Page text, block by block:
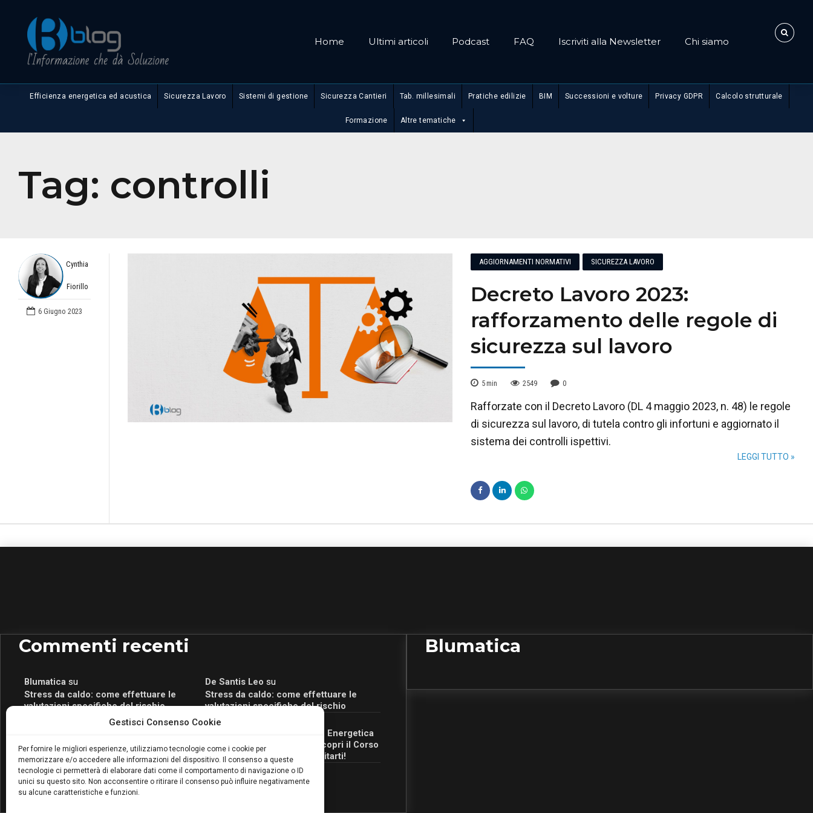
Gestisci Consenso Cookie
Per fornire le migliori esperienze, utilizziamo tecnologie come i cookie per
memorizzare e/o accedere alle informazioni del dispositivo. Il consenso a queste
tecnologie ci permetterà di elaborare dati come il comportamento di navigazione o ID
unici su questo sito. Non acconsentire o ritirare il consenso può influire negativamente
su alcune caratteristiche e funzioni.
Home Ultimi articoli Podcast FAQ Iscriviti alla Newsletter Chi siamo
Efficienza energetica ed acustica Sicurezza Lavoro Sistemi di gestione Sicurezza Cantieri Tab. millesimali Pratiche edilizie BIM Successioni e volture Privacy GDPR Calcolo strutturale
Formazione Altre tematiche
Tag: controlli
Cynthia
Fiorillo
6 Giugno 2023
AGGIORNAMENTI NORMATIVI SICUREZZA LAVORO
Decreto Lavoro 2023:
rafforzamento delle regole di
sicurezza sul lavoro
5 min 2549 0
Rafforzate con il Decreto Lavoro (DL 4 maggio 2023, n. 48) le regole
di sicurezza sul lavoro, di tutela contro gli infortuni e aggiornato il
sistema dei controlli ispettivi.
LEGGI TUTTO »
Commenti recenti
Blumaticasu
Stress da caldo: come effettuare le
valutazioni specifiche del rischio
De Santis Leo su
Stress da caldo: come effettuare le
valutazioni specifiche del rischio
attivo anche in Campania: scopri il Corso
Blumatica da 80 Ore per abilitarti!
Romeo Myrtaj
Portale per la Certificazione Energetica
attivo anche in Campania: scopri il Corso
Blumatica da 80 Ore per abilitarti!
Blumaticasu
Coordinatore della Sicurezza: cosa è
richiesto per abilitazione e
Blumatica